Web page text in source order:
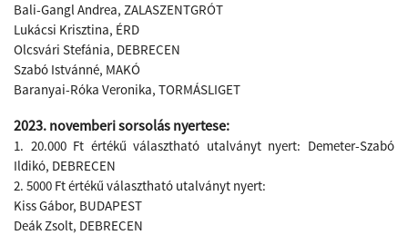
Bali-Gangl Andrea, ZALASZENTGRÓT
Lukácsi Krisztina, ÉRD
Olcsvári Stefánia, DEBRECEN
Szabó Istvánné, MAKÓ
Baranyai-Róka Veronika, TORMÁSLIGET
2023. novemberi sorsolás nyertese:
1. 20.000 Ft értékű választható utalványt nyert: Demeter-Szabó
Ildikó, DEBRECEN
2. 5000 Ft értékű választható utalványt nyert:
Kiss Gábor, BUDAPEST
Deák Zsolt, DEBRECEN